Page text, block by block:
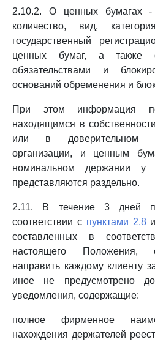
2.10.2. О ценных бумагах -
количество, вид,
государственный
ценных бумаг, а также
обязательствами и
оснований обременения и
При этом информация
находящимся в
или в доверительном
организации, и ценным
номинальном держании у
представляются раздельно.
2.11. В течение 3 дней
соответствии с пунктами 2.8и
составленных в
настоящего Положения,
направить каждому клиенту
иное не предусмотрено
уведомления, содержащие:
полное фирменное
нахождения держателей